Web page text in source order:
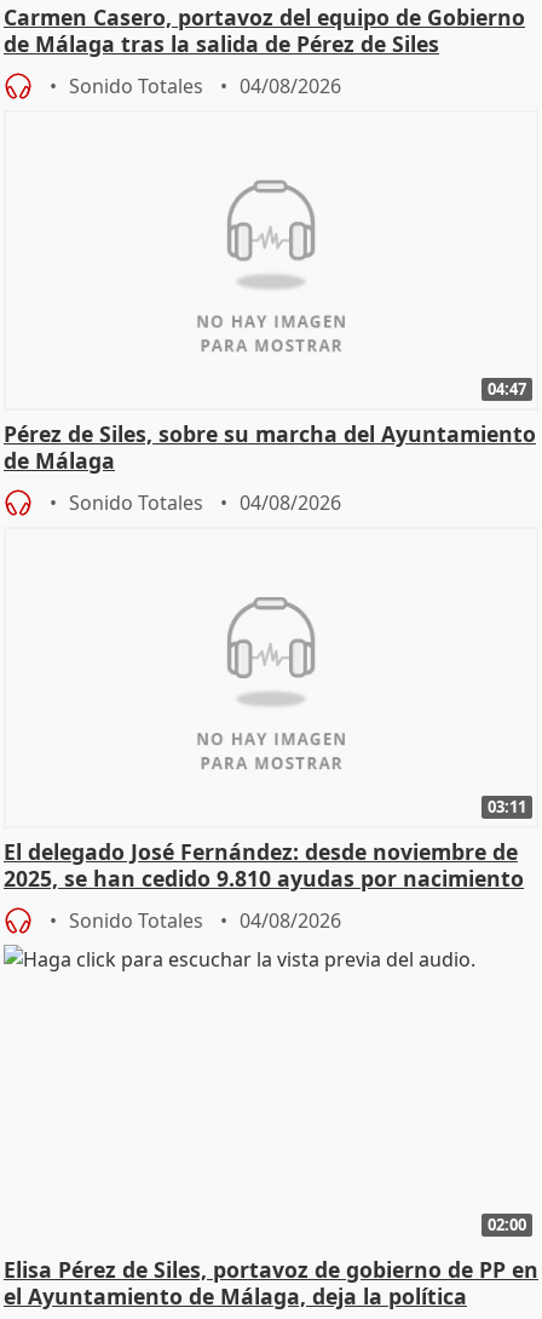
Carmen Casero, portavoz del equipo de Gobierno
de Málaga tras la salida de Pérez de Siles
Sonido Totales 04/08/2026
04:47
Pérez de Siles, sobre su marcha del Ayuntamiento
de Málaga
Sonido Totales 04/08/2026
03:11
El delegado José Fernández: desde noviembre de
2025, se han cedido 9.810 ayudas por nacimiento
Sonido Totales 04/08/2026
02:00
Elisa Pérez de Siles, portavoz de gobierno de PP en
el Ayuntamiento de Málaga, deja la política